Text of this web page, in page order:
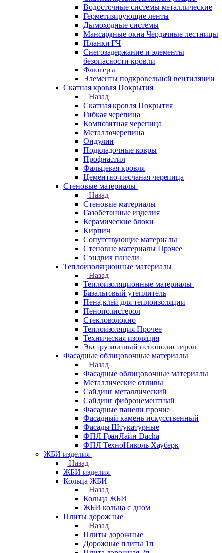
Водосточные системы металлические
Герметизирующие ленты
Дымоходные системы
Мансардные окна Чердачные лестницы
Планки ГЧ
Снегозадержание и элементы
безопасности кровли
Флюгеры
Элементы подкровельной вентиляции
Скатная кровля Покрытия
Назад
Скатная кровля Покрытия
Гибкая черепица
Композитная черепица
Металлочерепица
Ондулин
Подкладочные ковры
Профнастил
Фальцевая кровля
Цементно-песчаная черепица
Стеновые материалы
Назад
Стеновые материалы
Газобетонные изделия
Керамические блоки
Кирпич
Сопутствующие материалы
Стеновые материалы Прочее
Сэндвич панели
Теплоизоляционные материалы
Назад
Теплоизоляционные материалы
Базальтовый утеплитель
Пена,клей для теплоизоляции
Пенополистерол
Стекловолокно
Теплоизоляция Прочее
Техническая изоляция
Экструзионный пенополистирол
Фасадные облицовочные материалы
Назад
Фасадные облицовочные материалы
Металлические отливы
Сайдинг металлический
Сайдинг фиброцементный
Фасадные панели прочие
Фасадный камень искусственный
Фасады Штукатурные
ФПЛ ГранЛайн Dacha
ФПЛ ТехноНиколь Хауберк
ЖБИ изделия
Назад
ЖБИ изделия
Кольца ЖБИ
Назад
Кольца ЖБИ
ЖБИ кольца с дном
Плиты дорожные
Назад
Плиты дорожные
Дорожные плиты 1п